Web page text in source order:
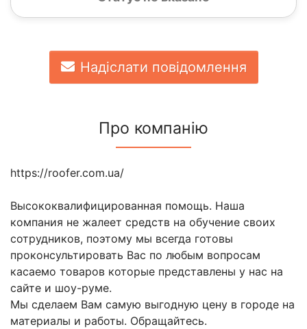
Надіслати повідомлення
Про компанію
https://roofer.com.ua/
Высококвалифицированная помощь. Наша
компания не жалеет средств на обучение своих
сотрудников, поэтому мы всегда готовы
проконсультировать Вас по любым вопросам
касаемо товаров которые представлены у нас на
сайте и шоу-руме.
Мы сделаем Вам самую выгодную цену в городе на
материалы и работы. Обращайтесь.